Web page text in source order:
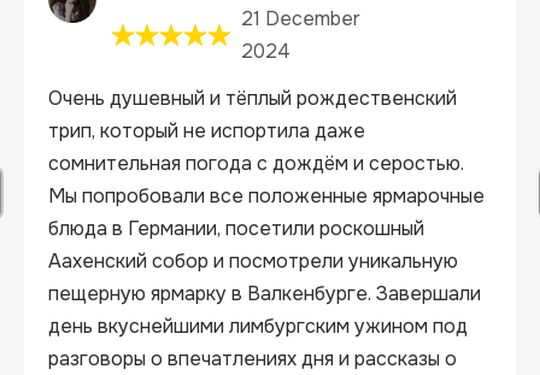
21 December
2024
Очень душевный и тёплый рождественский
трип, который не испортила даже
сомнительная погода с дождём и серостью.
Мы попробовали все положенные ярмарочные
блюда в Германии, посетили роскошный
Аахенский собор и посмотрели уникальную
пещерную ярмарку в Валкенбурге. Завершали
день вкуснейшими лимбургским ужином под
разговоры о впечатлениях дня и рассказы о